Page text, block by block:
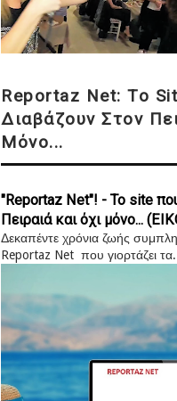
Reportaz Net: Το
Διαβάζουν Στον
Μόνο...
"Reportaz Net"! - Το site
Πειραιά και όχι μόνο...
Δεκαπέντε χρόνια ζωής
Reportaz Net που γιορτάζει